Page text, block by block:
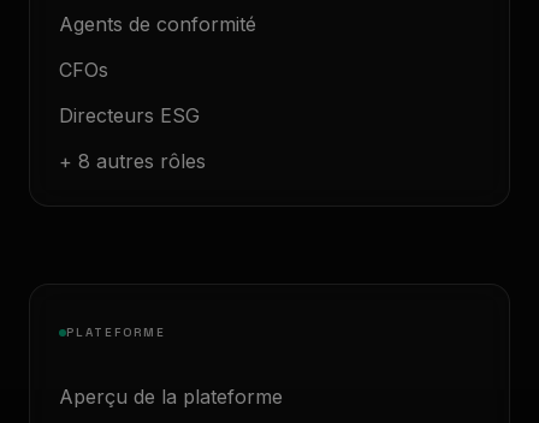
Agents de conformité
CFOs
Directeurs ESG
+ 8 autres rôles
PLATEFORME
Aperçu de la plateforme